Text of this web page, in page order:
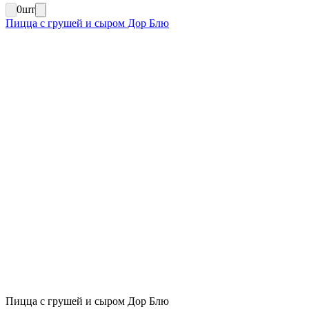
0шт
Пицца с грушей и сыром Дор Блю
Пицца с грушей и сыром Дор Блю